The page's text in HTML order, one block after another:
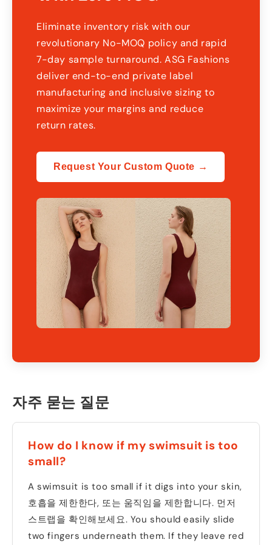
Eliminate inventory risk with our
revolutionary No-MOQ policy and rapid
7-day sample turnaround.ASG Fashions
deliver end-to-end private label
manufacturing and inclusive sizing to
maximize your margins and reduce
return rates.
Request Your Custom Quote →
자주 묻는 질문
How do I know if my swimsuit is too
small?
A swimsuit is too small if it digs into your skin,
호흡을 제한한다, 또는 움직임을 제한합니다. 먼저
스트랩을 확인해보세요. You should easily slide
two fingers underneath them. If they leave red